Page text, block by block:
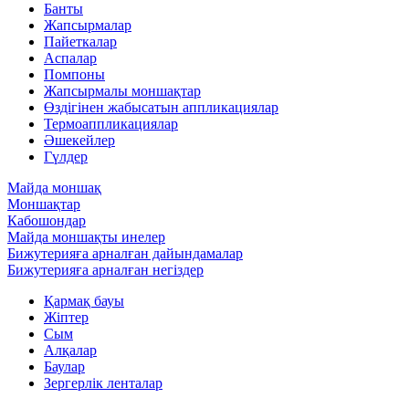
Банты
Жапсырмалар
Пайеткалар
Аспалар
Помпоны
Жапсырмалы моншақтар
Өздігінен жабысатын аппликациялар
Термоаппликациялар
Әшекейлер
Гүлдер
Майда моншақ
Моншақтар
Кабошондар
Майда моншақты инелер
Бижутерияға арналған дайындамалар
Бижутерияға арналған негіздер
Қармақ бауы
Жіптер
Сым
Алқалар
Баулар
Зергерлік ленталар